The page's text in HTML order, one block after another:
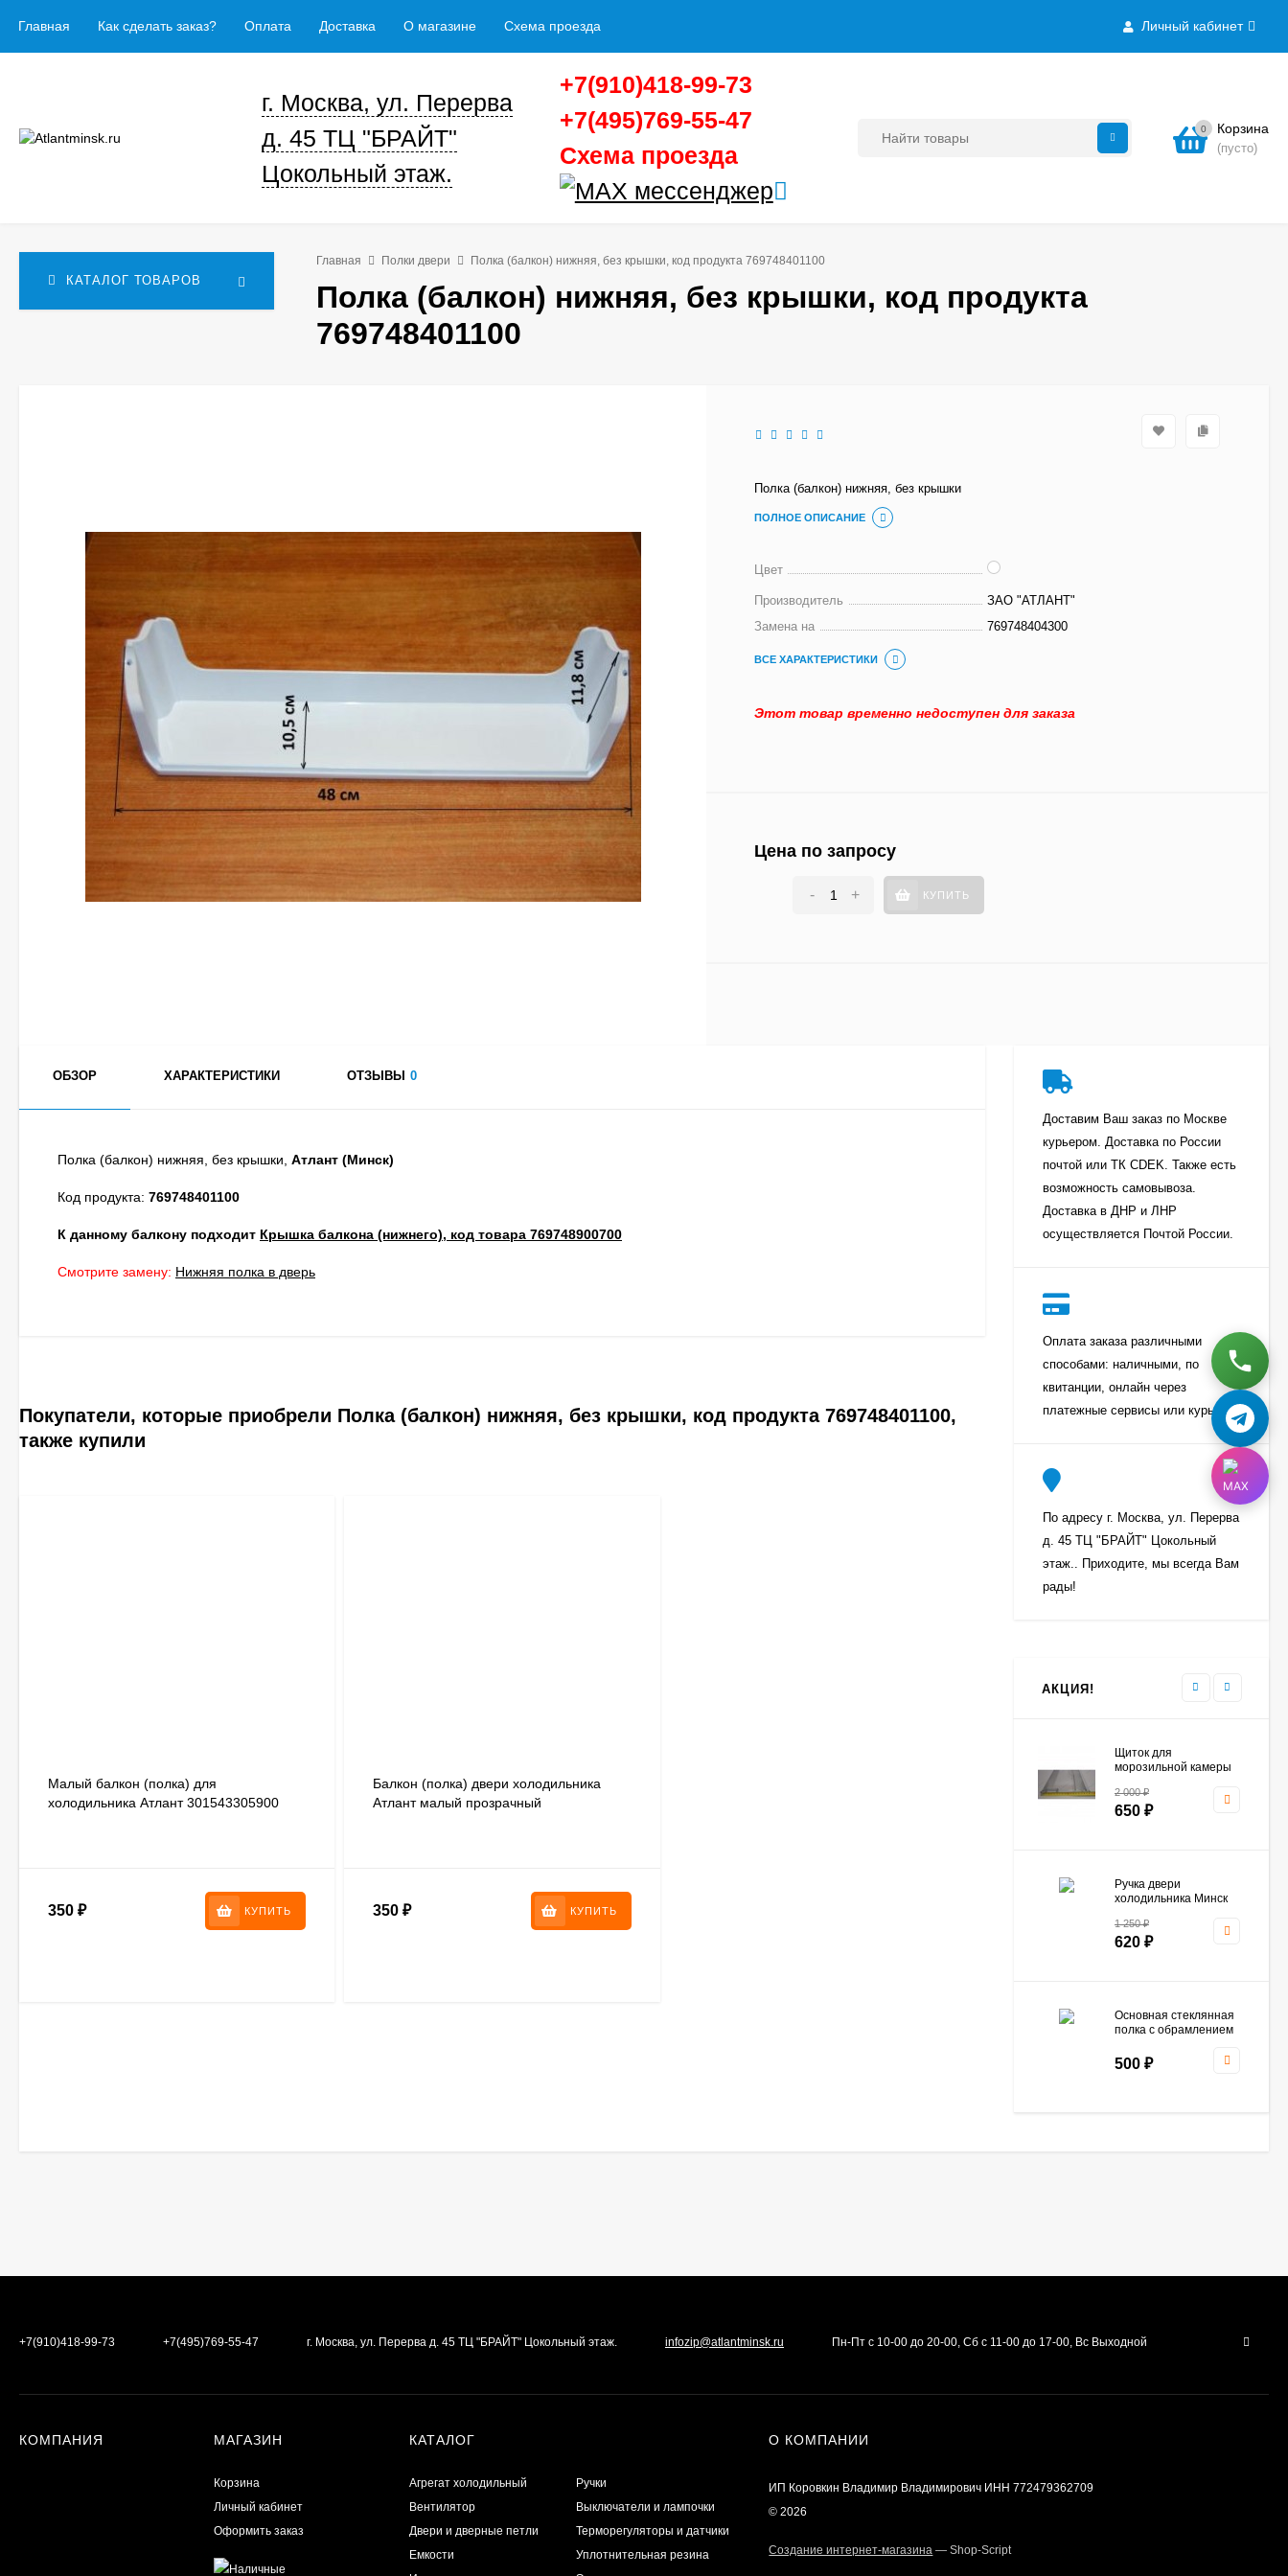
Личный кабинет
Главная Как сделать заказ? Оплата Доставка О магазине Схема проезда
г. Москва, ул. Перерва
д. 45 ТЦ "БРАЙТ"
Цокольный этаж.
+7(910)418-99-73
+7(495)769-55-47
Схема проезда
0 Корзина
(пусто)
КАТАЛОГ ТОВАРОВ
Главная Полки двери Полка (балкон) нижняя, без крышки, код продукта 769748401100
Полка (балкон) нижняя, без крышки, код продукта
769748401100
Полка (балкон) нижняя, без крышки
ПОЛНОЕ ОПИСАНИЕ
Цвет
Производитель
ЗАО "АТЛАНТ"
Замена на
769748404300
ВСЕ ХАРАКТЕРИСТИКИ
Этот товар временно недоступен для заказа
Цена по запросу
- + КУПИТЬ
ОБЗОР ХАРАКТЕРИСТИКИ ОТЗЫВЫ 0
Полка (балкон) нижняя, без крышки, Атлант (Минск)
Код продукта: 769748401100
К данному балкону подходит Крышка балкона (нижнего), код товара 769748900700
Смотрите замену: Нижняя полка в дверь
Покупатели, которые приобрели Полка (балкон) нижняя, без крышки, код продукта 769748401100,
также купили
Малый балкон (полка) для
холодильника Атлант 301543305900
350 ₽ КУПИТЬ
Балкон (полка) двери холодильника
Атлант малый прозрачный
350₽ КУПИТЬ
Доставим Ваш заказ по Москве
курьером. Доставка по России
почтой или ТК CDEK. Также есть
возможность самовывоза.
Доставка в ДНР и ЛНР
осуществляется Почтой России.
Оплата заказа различными
способами: наличными, по
квитанции, онлайн через
платежные сервисы или курьеру
По адресу г. Москва, ул. Перерва
д. 45 ТЦ "БРАЙТ" Цокольный
этаж.. Приходите, мы всегда Вам
рады!
АКЦИЯ!
Щиток ящика
морозильной камеры
Атлант 773522412500
700₽
Газ для горелки MAPP
TURBOJET TJ141M
950₽
Щиток для
морозильной камеры
(ОРИГИНАЛ)
2 000₽
650 ₽
Ручка двери
холодильника Минск
1 250₽
620 ₽
Основная стеклянная
полка с обрамлением
769748500600
500 ₽
Газ для горелки MAPP
+7(910)418-99-73 +7(495)769-55-47 г. Москва, ул. Перерва д. 45 ТЦ "БРАЙТ" Цокольный этаж. infozip@atlantminsk.ru Пн-Пт с 10-00 до 20-00, Сб с 11-00 до 17-00, Вс Выходной
КОМПАНИЯ МАГАЗИН
Корзина
Личный кабинет
Оформить заказ
КАТАЛОГ
Агрегат холодильный
Вентилятор
Двери и дверные петли
Емкости
Ручки
Выключатели и лампочки
Терморегуляторы и датчики
Уплотнительная резина
О КОМПАНИИ
ИП Коровкин Владимир Владимирович ИНН 772479362709
© 2026
Создание интернет-магазина — Shop-Script